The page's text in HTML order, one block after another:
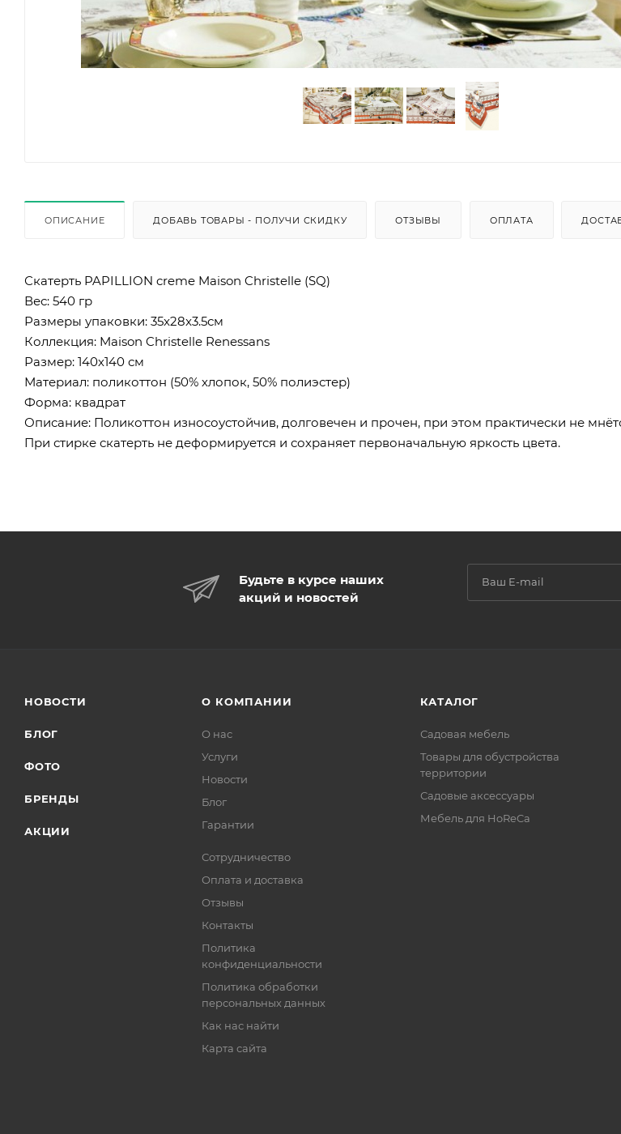
ОПИСАНИЕ ДОБАВЬ ТОВАРЫ - ПОЛУЧИ СКИДКУ ОТЗЫВЫ ОПЛАТА
Скатерть PAPILLION creme Maison Christelle (SQ)
Вес: 540 гр
Размеры упаковки: 35x28x3.5см
Коллекция: Maison Christelle Renessans
Размер: 140х140 см
Материал: поликоттон (50% хлопок, 50% полиэстер)
Форма: квадрат
Описание: Поликоттон износоустойчив, долговечен и прочен, при этом практически не
При стирке скатерть не деформируется и сохраняет первоначальную яркость цвета.
Будьте в курсе наших
акций и новостей
НОВОСТИ
БЛОГ
ФОТО
БРЕНДЫ
АКЦИИ
О КОМПАНИИ
О нас
Услуги
Новости
Блог
Гарантии
Сотрудничество
Оплата и доставка
Отзывы
Контакты
Политика
конфиденциальности
Политика обработки
персональных данных
Как нас найти
Карта сайта
КАТАЛОГ
Садовая мебель
Товары для обустройства
территории
Садовые аксессуары
Мебель для HoReCa